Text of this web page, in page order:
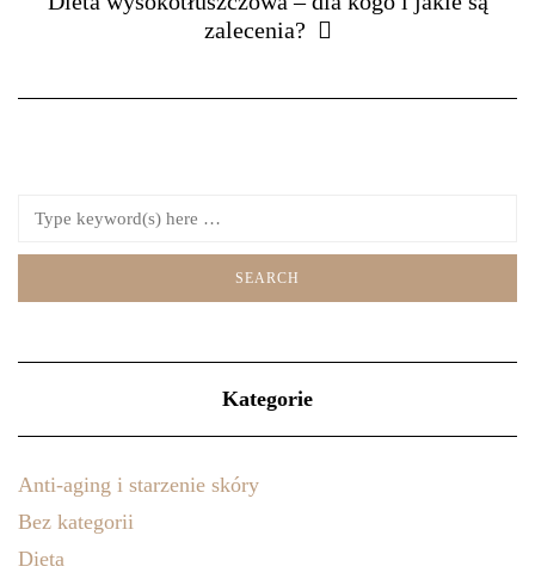
zalecenia?
Kategorie
Anti-aging i starzenie skóry
Bez kategorii
Dieta